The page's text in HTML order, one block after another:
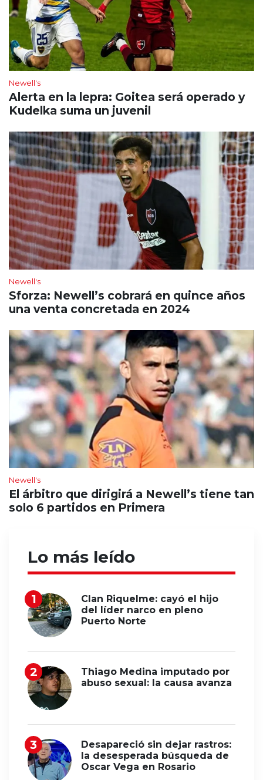
Newell's
Alerta en la lepra: Goitea será operado y
Kudelka suma un juvenil
Newell's
Sforza: Newell’s cobrará en quince años
una venta concretada en 2024
Newell's
El árbitro que dirigirá a Newell’s tiene tan
solo 6 partidos en Primera
Lo más leído
Clan Riquelme: cayó el hijo
del líder narco en pleno
Puerto Norte
Thiago Medina imputado por
abuso sexual: la causa avanza
Desapareció sin dejar rastros:
la desesperada búsqueda de
Oscar Vega en Rosario